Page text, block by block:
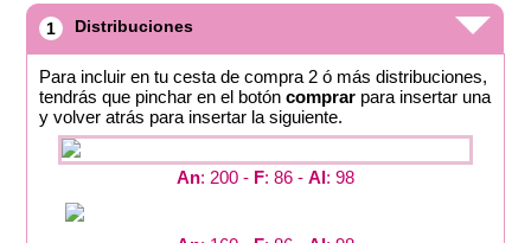
1 Distribuciones
Para incluir en tu cesta de compra 2 ó más distribuciones,
tendrás que pinchar en el botóncomprar para insertar una
y volver atrás para insertar la siguiente.
An: 200 - F: 86 - Al: 98